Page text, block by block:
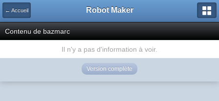
← Accueil Robot Maker
Contenu de bazmarc
Il n'y a pas d'information à voir.
Version complète